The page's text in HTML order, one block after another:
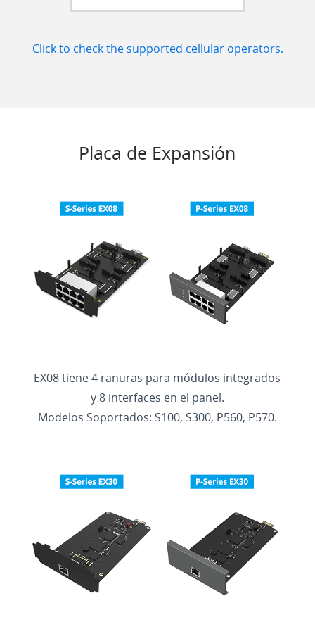
Click to check the supported cellular operators.
Placa de Expansión
EX08 tiene 4 ranuras para módulos integrados
y 8 interfaces en el panel.
Modelos Soportados: S100, S300, P560, P570.